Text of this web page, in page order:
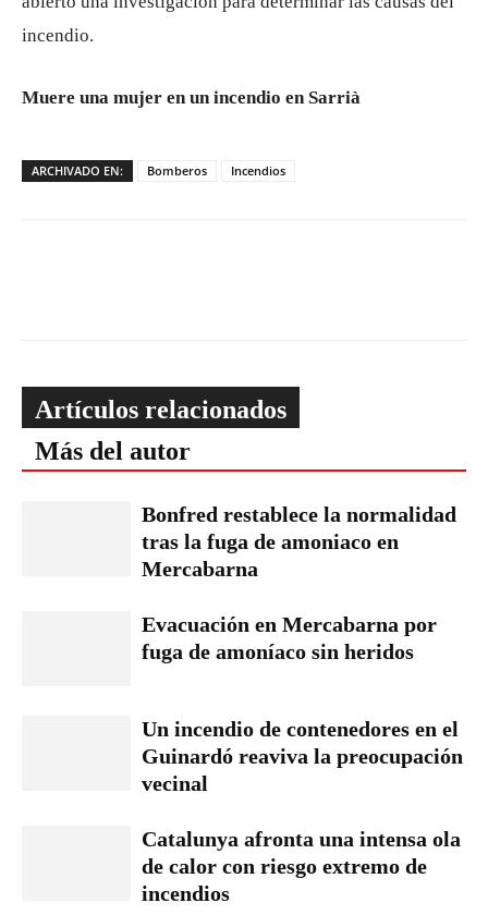
incendio.
Muere una mujer en un incendio en Sarrià
ARCHIVADO EN: Bomberos Incendios
Artículos relacionados
Más del autor
Bonfred restablece la normalidad
tras la fuga de amoniaco en
Mercabarna
Evacuación en Mercabarna por
fuga de amoníaco sin heridos
Un incendio de contenedores en el
Guinardó reaviva la preocupación
vecinal
Catalunya afronta una intensa ola
de calor con riesgo extremo de
incendios